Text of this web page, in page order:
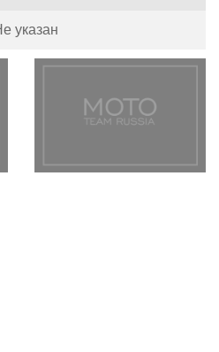
указан